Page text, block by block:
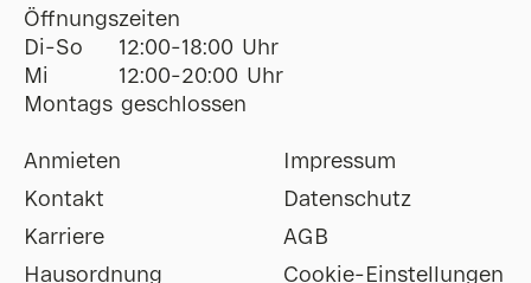
Öffnungszeiten
Di-So
12:00-18:00 Uhr
Mi
12:00-20:00 Uhr
Montags geschlossen
Anmieten
Kontakt
Karriere
Hausordnung
Impressum
Datenschutz
AGB
Cookie-Einstellungen